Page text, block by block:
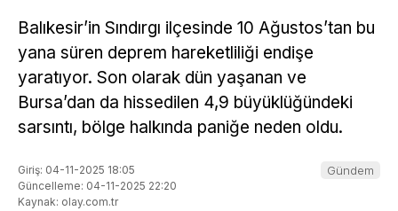
Balıkesir’in Sındırgı ilçesinde 10 Ağustos’tan bu
yana süren deprem hareketliliği endişe
yaratıyor. Son olarak dün yaşanan ve
Bursa’dan da hissedilen 4,9 büyüklüğündeki
sarsıntı, bölge halkında paniğe neden oldu.
Giriş: 04-11-2025 18:05
Güncelleme: 04-11-2025 22:20
Kaynak: olay.com.tr
Gündem